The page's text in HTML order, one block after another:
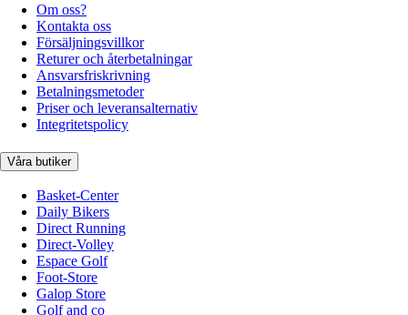
Om oss?
Kontakta oss
Försäljningsvillkor
Returer och återbetalningar
Ansvarsfriskrivning
Betalningsmetoder
Priser och leveransalternativ
Integritetspolicy
Våra butiker
Basket-Center
Daily Bikers
Direct Running
Direct-Volley
Espace Golf
Foot-Store
Galop Store
Golf and co